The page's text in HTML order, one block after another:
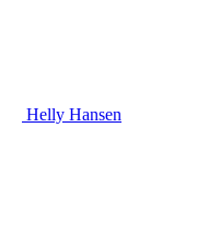
Helly Hansen